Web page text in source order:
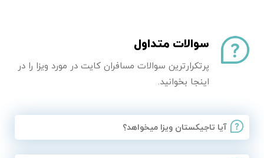
سوالات متداول
پرتکرارترین سوالات مسافران کایت در مورد ویزا را در
اینجا بخوانید.